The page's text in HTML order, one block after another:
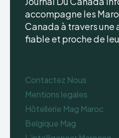
accompagne les
Canada à travers
fiable et proche de
Contactez Nous
Mentions legales
Hôtellerie Mag Maroc
Belgique Mag